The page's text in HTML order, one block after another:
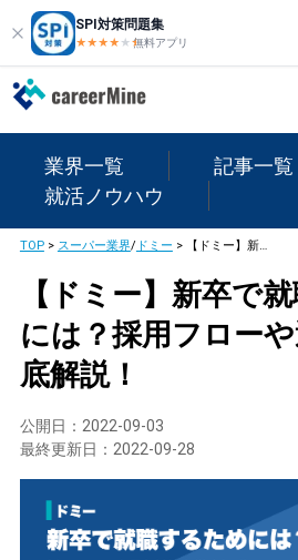
SPI対策問題集
★★★★ ★★
無料アプリ
業界一覧
記事一覧
就活ノウハウ
TOP> スーパー業界/ドミー > 【ドミー】新卒で就職するためには？採用フローや選考対策を徹底解説！
【ドミー】新卒で
には？採用フロー
底解説！
公開日： 2022-09-03
最終更新日： 2022-09-28